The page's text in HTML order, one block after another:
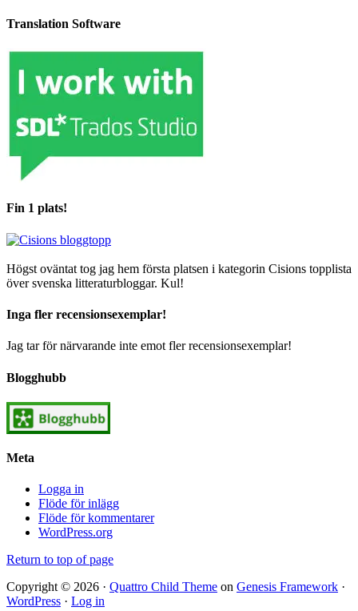
Translation Software
Fin 1 plats!
Högst oväntat tog jag hem första platsen i kategorin Cisions topplista
över svenska litteraturbloggar. Kul!
Inga fler recensionsexemplar!
Jag tar för närvarande inte emot fler recensionsexemplar!
Blogghubb
Meta
Logga in
Flöde för inlägg
Flöde för kommentarer
WordPress.org
Return to top of page
Copyright © 2026 · Quattro Child Theme on Genesis Framework ·
WordPress · Log in